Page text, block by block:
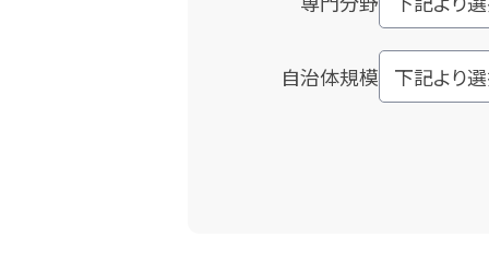
自治体規模